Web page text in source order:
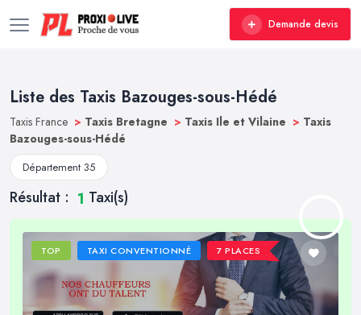
Demande devis
Liste des Taxis Bazouges-sous-Hédé
Taxis France > Taxis Bretagne > Taxis Ile et Vilaine > Taxis
Bazouges-sous-Hédé
Département 35
Résultat : 1 Taxi(s)
TOP TAXI CONVENTIONNÉ 7 PLACES